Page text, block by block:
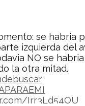
se habria
izquierda del
NO se habria
la otra mitad.
Irr3Ld54OU